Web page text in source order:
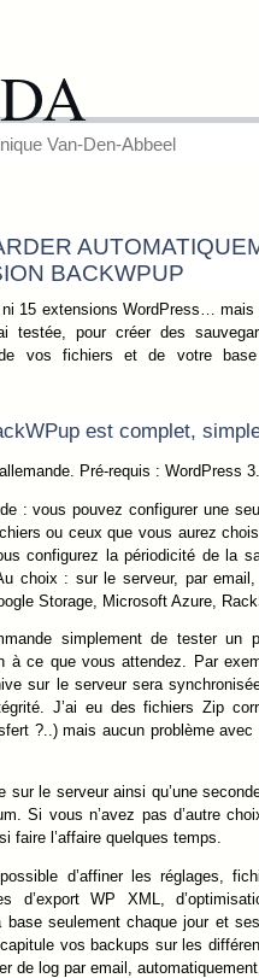
Van-Den-Abbeel
BACKWPUP
ni 15 extensions WordPress… mais
testée, pour créer des
de vos fichiers et de votre
est complet,
Pré-requis : WordPress
: vous pouvez configurer une
ou ceux que vous aurez
configurez la périodicité de la
choix : sur le serveur, par
Storage, Microsoft Azure,
simplement de tester un
à ce que vous attendez. Par
sur le serveur sera
J’ai eu des fichiers Zip
?..) mais aucun problème
sur le serveur ainsi qu’une
Si vous n’avez pas d’autre
faire l’affaire quelques temps.
d’affiner les réglages,
d’export WP XML,
base seulement chaque jour et
vos backups sur les
de log par email,